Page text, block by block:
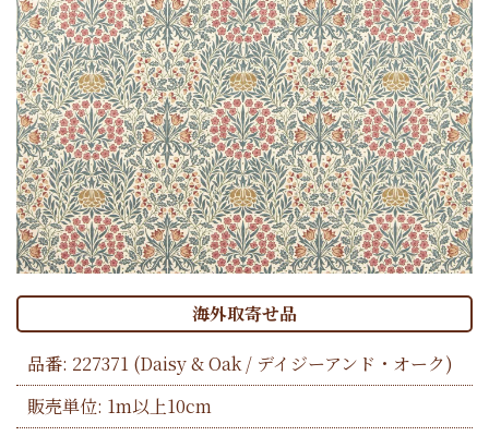
海外取寄せ品
品番: 227371 (Daisy & Oak / デイジーアンド・オーク)
販売単位: 1m以上10cm